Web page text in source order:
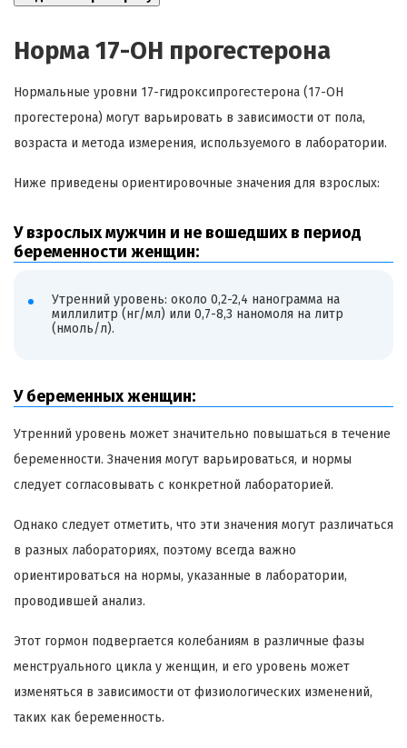
Норма 17-ОН прогестерона
Нормальные уровни 17-гидроксипрогестерона (17-OH
прогестерона) могут варьировать в зависимости от пола,
возраста и метода измерения, используемого в лаборатории.
Ниже приведены ориентировочные значения для взрослых:
У взрослых мужчин и не вошедших в период
беременности женщин:
Утренний уровень: около 0,2-2,4 нанограмма на
миллилитр (нг/мл) или 0,7-8,3 наномоля на литр
(нмоль/л).
У беременных женщин:
Утренний уровень может значительно повышаться в течение
беременности. Значения могут варьироваться, и нормы
следует согласовывать с конкретной лабораторией.
Однако следует отметить, что эти значения могут различаться
в разных лабораториях, поэтому всегда важно
ориентироваться на нормы, указанные в лаборатории,
проводившей анализ.
Этот гормон подвергается колебаниям в различные фазы
менструального цикла у женщин, и его уровень может
изменяться в зависимости от физиологических изменений,
таких как беременность.